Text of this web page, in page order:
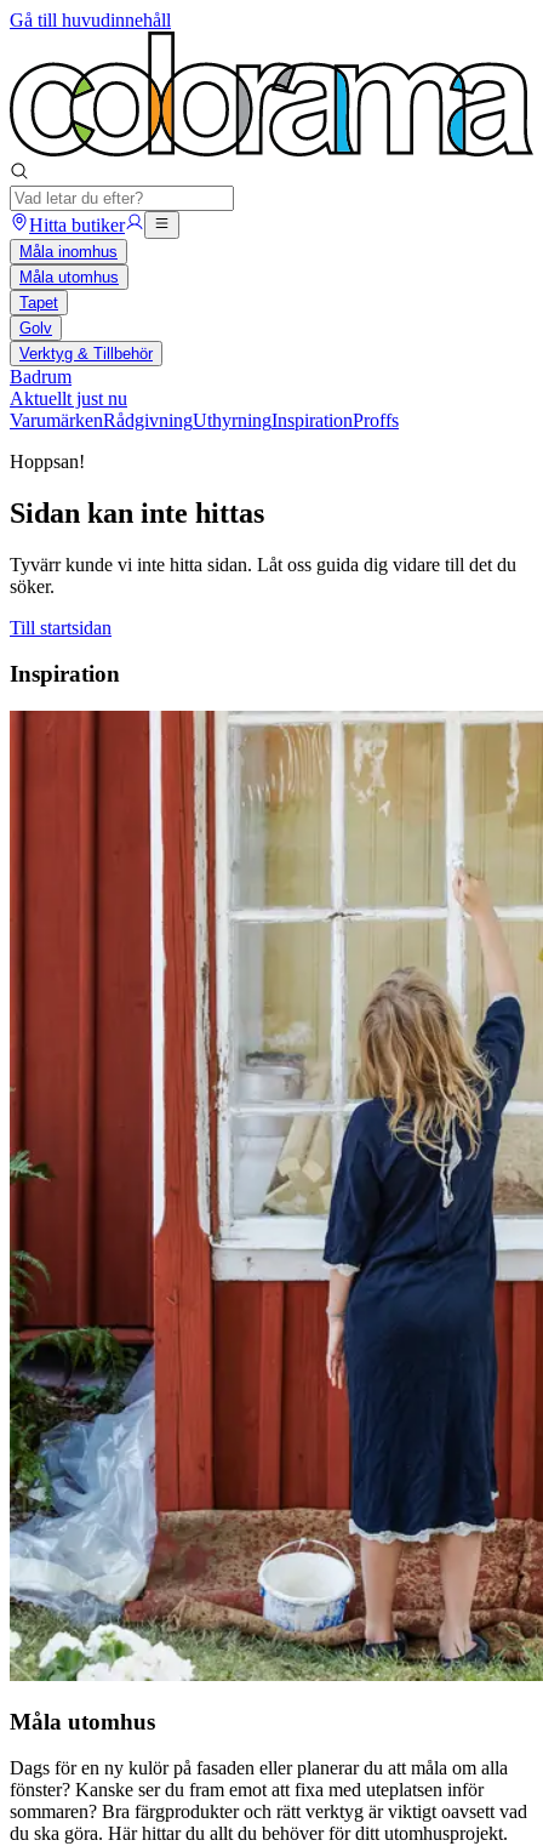
Gå till huvudinnehåll
Hitta butiker
Måla inomhus
Måla utomhus
Tapet
Golv
Verktyg & Tillbehör
Badrum
Aktuellt just nu
VarumärkenRådgivningUthyrningInspirationProffs
Hoppsan!
Sidan kan inte hittas
Tyvärr kunde vi inte hitta sidan. Låt oss guida dig vidare till det du
söker.
Till startsidan
Inspiration
Måla utomhus
Dags för en ny kulör på fasaden eller planerar du att måla om alla
fönster? Kanske ser du fram emot att fixa med uteplatsen inför
sommaren? Bra färgprodukter och rätt verktyg är viktigt oavsett vad
du ska göra. Här hittar du allt du behöver för ditt utomhusprojekt.